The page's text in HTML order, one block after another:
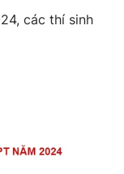
các thí sinh